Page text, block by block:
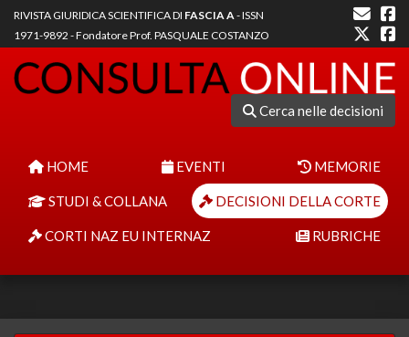
RIVISTA GIURIDICA SCIENTIFICA DI FASCIA A- ISSN
1971-9892 - Fondatore Prof. PASQUALE COSTANZO
Cerca nelle decisioni
HOME EVENTI MEMORIE
STUDI & COLLANA DECISIONI DELLA CORTE
CORTI NAZ EU INTERNAZ RUBRICHE